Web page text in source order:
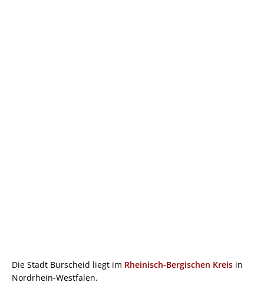
Die Stadt Burscheid liegt im Rheinisch-Bergischen Kreis in
Nordrhein-Westfalen.